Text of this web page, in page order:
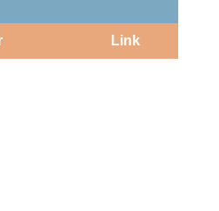
Link